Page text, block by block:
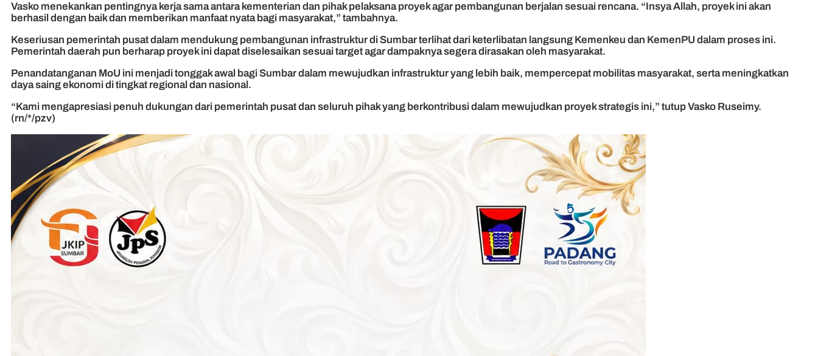
Vasko menekankan pentingnya kerja sama antara kementerian dan pihak pelaksana proyek agar pembangunan berjalan sesuai rencana. “Insya Allah, proyek ini akan
berhasil dengan baik dan memberikan manfaat nyata bagi masyarakat,” tambahnya.
Keseriusan pemerintah pusat dalam mendukung pembangunan infrastruktur di Sumbar terlihat dari keterlibatan langsung Kemenkeu dan KemenPU dalam proses ini.
Pemerintah daerah pun berharap proyek ini dapat diselesaikan sesuai target agar dampaknya segera dirasakan oleh masyarakat.
Penandatanganan MoU ini menjadi tonggak awal bagi Sumbar dalam mewujudkan infrastruktur yang lebih baik, mempercepat mobilitas masyarakat, serta meningkatkan
daya saing ekonomi di tingkat regional dan nasional.
“Kami mengapresiasi penuh dukungan dari pemerintah pusat dan seluruh pihak yang berkontribusi dalam mewujudkan proyek strategis ini,” tutup Vasko Ruseimy.
(rn/*/pzv)